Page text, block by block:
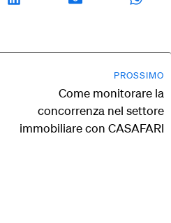
PROSSIMO
Come monitorare la
concorrenza nel settore
immobiliare con CASAFARI